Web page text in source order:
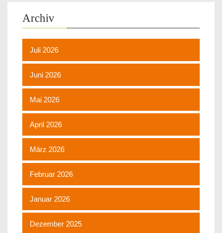
Archiv
Juli 2026
Juni 2026
Mai 2026
April 2026
März 2026
Februar 2026
Januar 2026
Dezember 2025